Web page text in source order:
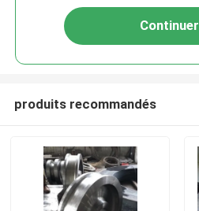
Continuer
produits recommandés